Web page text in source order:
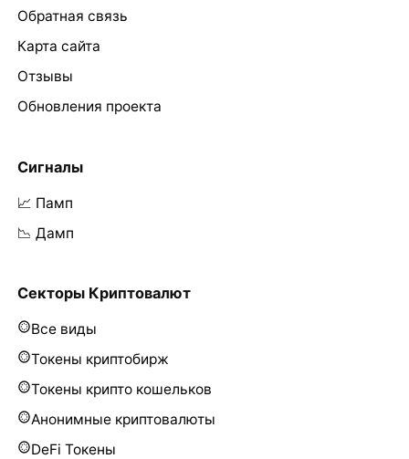
Обратная связь
Карта сайта
Отзывы
Обновления проекта
Сигналы
📈 Памп
📉 Дамп
Секторы Криптовалют
Все виды
Токены криптобирж
Токены крипто кошельков
Анонимные криптовалюты
DeFi Токены